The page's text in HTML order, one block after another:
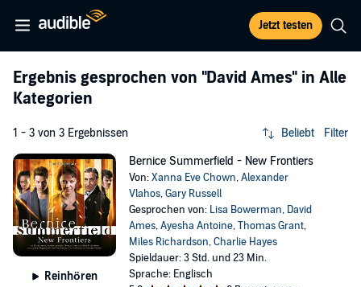
Jetzt testen
Ergebnis gesprochen von "David Ames" in Alle
Kategorien
1 - 3 von 3 Ergebnissen Beliebt Filter
Reinhören
Bernice Summerfield - New Frontiers
Von:Xanna Eve Chown,Alexander
Vlahos,Gary Russell
Gesprochen von: Lisa Bowerman, David
Ames,Ayesha Antoine,Thomas Grant,
Miles Richardson,Charlie Hayes
Spieldauer: 3 Std. und 23 Min.
Sprache: Englisch